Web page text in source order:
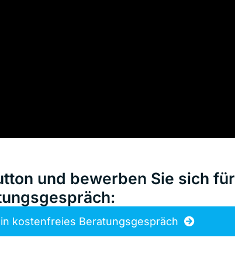
und bewerben Sie sich für
kostenfreies Beratungsgespräch